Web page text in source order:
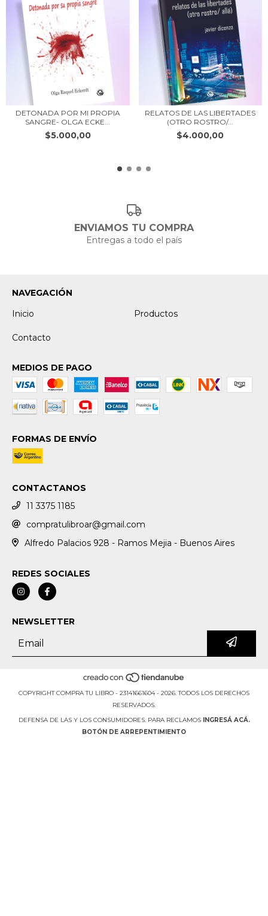
INTERPRETACIÓN
MARTA
SILVIA
RUIZ
DETONADA POR MI PROPIA
SANGRE- OLGA ECKE...
$5.000,00
RELATOS DE LAS LIBERTADES
(OTRO ROSTRO/...
$4.000,00
ENVIAMOS TU COMPRA
Entregas a todo el país
NAVEGACIÓN
Inicio
Productos
Contacto
MEDIOS DE PAGO
FORMAS DE ENVÍO
CONTACTANOS
11 3375 1185
compratulibroar@gmail.com
Alfredo Palacios 928 - Ramos Mejia - Buenos Aires
REDES SOCIALES
NEWSLETTER
COPYRIGHT COMPRA TU LIBRO - 23141661604 - 2026. TODOS LOS DERECHOS
RESERVADOS.
DEFENSA DE LAS Y LOS CONSUMIDORES. PARA RECLAMOS
INGRESÁ ACÁ.
BOTÓN DE ARREPENTIMIENTO